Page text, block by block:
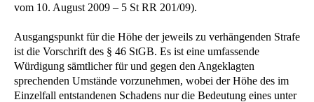
vom 10. August 2009 – 5 St RR 201/09).
Ausgangspunkt für die Höhe der jeweils zu verhängenden Strafe
ist die Vorschrift des § 46 StGB. Es ist eine umfassende
Würdigung sämtlicher für und gegen den Angeklagten
sprechenden Umstände vorzunehmen, wobei der Höhe des im
Einzelfall entstandenen Schadens nur die Bedeutung eines unter